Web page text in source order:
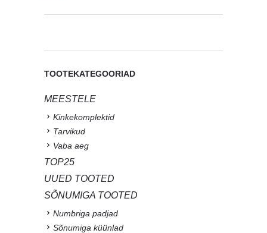
TOOTEKATEGOORIAD
MEESTELE
Kinkekomplektid
Tarvikud
Vaba aeg
TOP25
UUED TOOTED
SÕNUMIGA TOOTED
Numbriga padjad
Sõnumiga küünlad